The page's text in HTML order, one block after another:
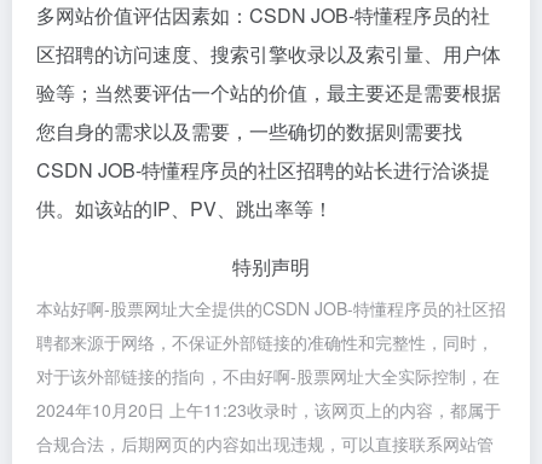
多网站价值评估因素如：CSDN JOB-特懂程序员的社
区招聘的访问速度、搜索引擎收录以及索引量、用户体
验等；当然要评估一个站的价值，最主要还是需要根据
您自身的需求以及需要，一些确切的数据则需要找
CSDN JOB-特懂程序员的社区招聘的站长进行洽谈提
供。如该站的IP、PV、跳出率等！
特别声明
本站好啊-股票网址大全提供的CSDN JOB-特懂程序员的社区招
聘都来源于网络，不保证外部链接的准确性和完整性，同时，
对于该外部链接的指向，不由好啊-股票网址大全实际控制，在
2024年10月20日 上午11:23收录时，该网页上的内容，都属于
合规合法，后期网页的内容如出现违规，可以直接联系网站管